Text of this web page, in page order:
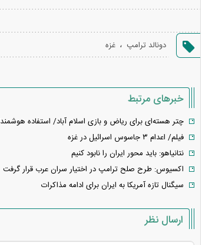
دونالد ترامپ ، غزه
خبرهای مرتبط
چتر هسته‌ای برای ریاض و بازی اسلام آباد/ استفاده
فیلم/ اعدام ۳ جاسوس اسرائیل در غزه
نتانیاهو: باید محور ایران را نابود کنیم
اکسیوس: طرح صلح ترامپ در اختیار سران عرب قرار گرفت
سیگنال تازه آمریکا به ایران برای ادامه مذاکرات
ارسال نظر